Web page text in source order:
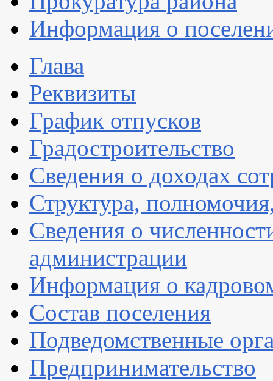
Информация о
Глава
Реквизиты
График отпусков
Градостроительство
Сведения о доходах
Структура,
Сведения о
администрации
Информация о
Состав поселения
Подведомственные
Предпринимательство